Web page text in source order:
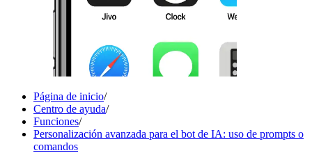
Página de inicio/
Centro de ayuda/
Funciones/
Personalización avanzada para el bot de IA: uso de prompts o
comandos